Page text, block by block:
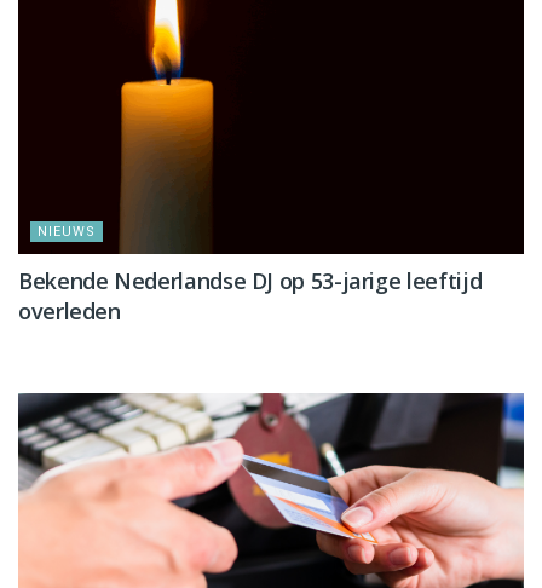
NIEUWS
Bekende Nederlandse DJ op 53-jarige leeftijd
overleden